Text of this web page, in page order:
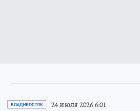
ВЛАДИВОСТОК 24 июля 2026 6:01